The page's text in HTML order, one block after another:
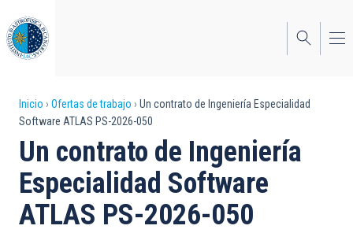
al
contenido
principal
Sobrescribir
enlaces
de
ayuda
a
Inicio Ofertas de trabajo
Un contrato de Ingeniería Especialidad
Software ATLAS PS-2026-050
Un contrato de Ingeniería
Especialidad Software
ATLAS PS-2026-050